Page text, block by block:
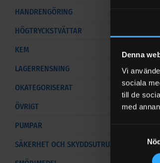
Denna
Vi
sociala
till de
med
HANDRENGÖRING
HÖGTRYCKSTVÄTTAR
KEM
LAGERRENSNING
OKATEGORISERAT
ÖVRIGT
PUMPAR
SÄKERHET OCH SKYDDSUTRUSTNING